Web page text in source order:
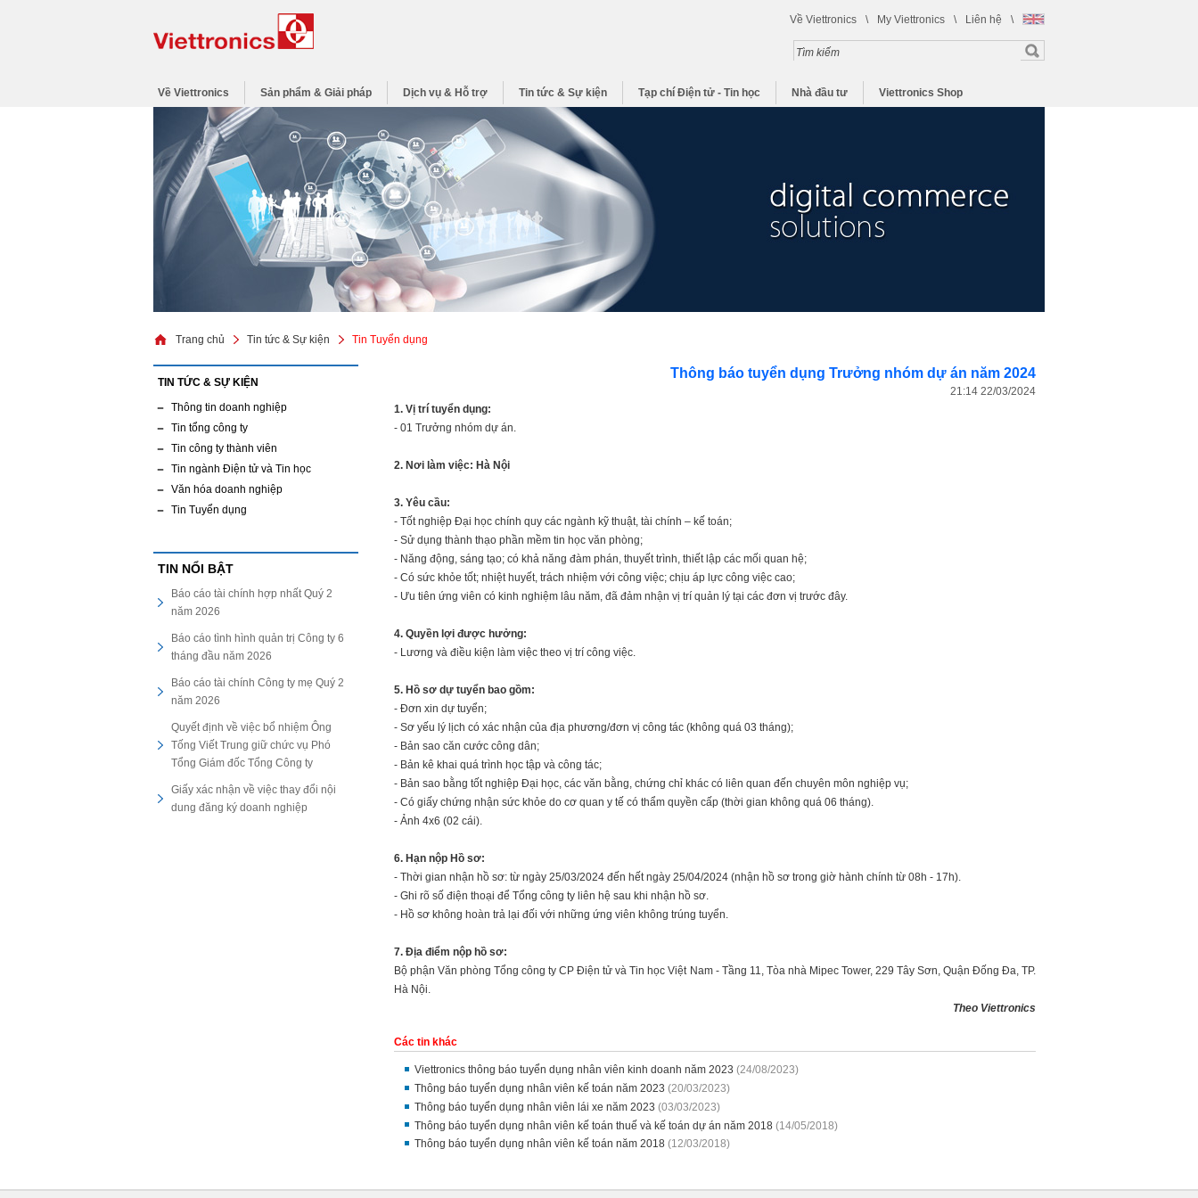
Về Viettronics \ My Viettronics \ Liên hệ \
Về Viettronics Sản phẩm & Giải pháp Dịch vụ & Hỗ trợ Tin tức & Sự kiện Tạp chí Điện tử - Tin học Nhà đầu tư Viettronics Shop
Trang chủ Tin tức & Sự kiện Tin Tuyển dụng
TIN TỨC & SỰ KIỆN
Thông tin doanh nghiệp
Tin tổng công ty
Tin công ty thành viên
Tin ngành Điện tử và Tin học
Văn hóa doanh nghiệp
Tin Tuyển dụng
TIN NỔI BẬT
Báo cáo tài chính hợp nhất Quý 2
năm 2026
Báo cáo tình hình quản trị Công ty 6
tháng đầu năm 2026
Báo cáo tài chính Công ty mẹ Quý 2
năm 2026
Quyết định về việc bổ nhiệm Ông
Tống Viết Trung giữ chức vụ Phó
Tổng Giám đốc Tổng Công ty
Giấy xác nhận về việc thay đổi nội
dung đăng ký doanh nghiệp
Thông báo tuyển dụng Trưởng nhóm dự án năm 2024
21:14 22/03/2024
1. Vị trí tuyển dụng:
- 01 Trưởng nhóm dự án.
2. Nơi làm việc: Hà Nội
3. Yêu cầu:
- Tốt nghiệp Đại học chính quy các ngành kỹ thuật, tài chính – kế toán;
- Sử dụng thành thạo phần mềm tin học văn phòng;
- Năng động, sáng tạo; có khả năng đàm phán, thuyết trình, thiết lập các mối quan hệ;
- Có sức khỏe tốt; nhiệt huyết, trách nhiệm với công việc; chịu áp lực công việc cao;
- Ưu tiên ứng viên có kinh nghiệm lâu năm, đã đảm nhận vị trí quản lý tại các đơn vị trước đây.
4. Quyền lợi được hưởng:
- Lương và điều kiện làm việc theo vị trí công việc.
5. Hồ sơ dự tuyển bao gồm:
- Đơn xin dự tuyển;
- Sơ yếu lý lịch có xác nhận của địa phương/đơn vị công tác (không quá 03 tháng);
- Bản sao căn cước công dân;
- Bản kê khai quá trình học tập và công tác;
- Bản sao bằng tốt nghiệp Đại học, các văn bằng, chứng chỉ khác có liên quan đến chuyên môn nghiệp vụ;
- Có giấy chứng nhận sức khỏe do cơ quan y tế có thẩm quyền cấp (thời gian không quá 06 tháng).
- Ảnh 4x6 (02 cái).
6. Hạn nộp Hồ sơ:
- Thời gian nhận hồ sơ: từ ngày 25/03/2024 đến hết ngày 25/04/2024 (nhận hồ sơ trong giờ hành chính từ 08h - 17h).
- Ghi rõ số điện thoại để Tổng công ty liên hệ sau khi nhận hồ sơ.
- Hồ sơ không hoàn trả lại đối với những ứng viên không trúng tuyển.
7. Địa điểm nộp hồ sơ:
Bộ phận Văn phòng Tổng công ty CP Điện tử và Tin học Việt Nam - Tầng 11, Tòa nhà Mipec Tower, 229 Tây Sơn, Quận Đống Đa, TP.
Hà Nội.
Theo Viettronics
Các tin khác
Viettronics thông báo tuyển dụng nhân viên kinh doanh năm 2023 (24/08/2023)
Thông báo tuyển dụng nhân viên kế toán năm 2023 (20/03/2023)
Thông báo tuyển dụng nhân viên lái xe năm 2023 (03/03/2023)
Thông báo tuyển dụng nhân viên kế toán thuế và kế toán dự án năm 2018 (14/05/2018)
Thông báo tuyển dụng nhân viên kế toán năm 2018 (12/03/2018)